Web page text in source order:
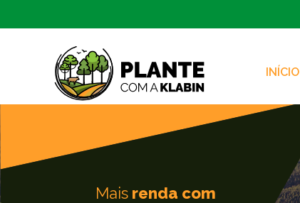
Zum Hauptinhalt springen INÍCIO
Mais renda com